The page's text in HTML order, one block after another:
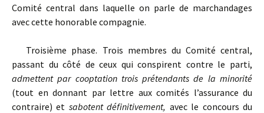
Comité central dans laquelle on parle de marchandages
avec cette honorable compagnie.
Troisième phase. Trois membres du Comité central,
passant du côté de ceux qui conspirent contre le parti,
admettent par cooptation trois prétendants de la minorité
(tout en donnant par lettre aux comités l’assurance du
contraire) et sabotent définitivement, avec le concours du